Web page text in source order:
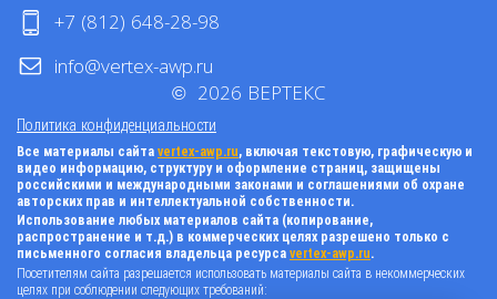
+7 (812) 648-28-98
info@vertex-awp.ru
Политика конфиденциальности
© 2026 ВЕРТЕКС
Все материалы сайта vertex-awp.ru, включая текстовую, графическую и
видео информацию, структуру и оформление страниц, защищены
российскими и международными законами и соглашениями об охране
авторских прав и интеллектуальной собственности.
Использование любых материалов сайта (копирование,
распространение и т.д.) в коммерческих целях разрешено только с
письменного согласия владельца ресурса vertex-awp.ru.
Посетителям сайта разрешается использовать материалы сайта в некоммерческих
целях при соблюдении следующих требований: